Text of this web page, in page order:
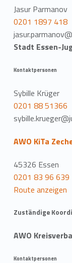
Jasur Parmanov
0201 1897 418
Stadt Essen-
Kontaktpersonen
Sybille Krüger
0201 88 51366
AWO KiTa
45326 Essen
0201 83 96 639
Route anzeigen
Zuständige
AWO
Kontaktpersonen